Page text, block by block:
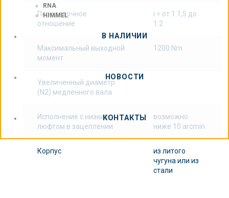
RNA
HIMMEL
В НАЛИЧИИ
НОВОСТИ
КОНТАКТЫ
Передаточное
отношение
i = от 1:1,5 до
1:2
Максимальный выходной
момент
1200 Nm
Увеличенный диаметр
(N2) медленного вала
Исполнение с низким
люфтом в зацеплении
возможно
ниже 10 arcmin
Корпус
из литого
чугуна или из
стали